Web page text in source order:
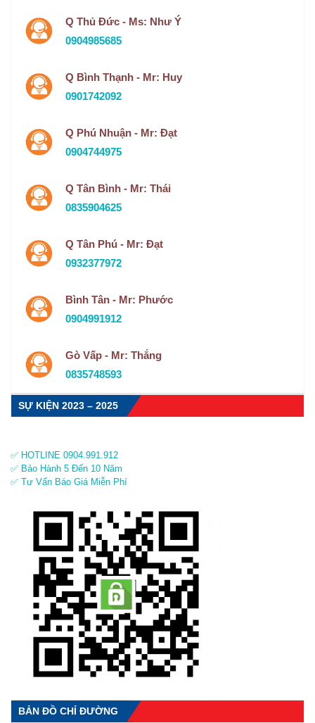
Q Thủ Đức - Ms: Như Ý
0904985685
Q Bình Thạnh - Mr: Huy
0901742092
Q Phú Nhuận - Mr: Đạt
0904744975
Q Tân Bình - Mr: Thái
0835904625
Q Tân Phú - Mr: Đạt
0932377972
Bình Tân - Mr: Phước
0904991912
Gò Vấp - Mr: Thắng
0835748593
SỰ KIỆN 2023 – 2025
✅ HOTLINE 0904.991.912
✅ Bảo Hành 5 Đến 10 Năm
✅ Tư Vấn Báo Giá Miễn Phí
BẢN ĐỒ CHỈ ĐƯỜNG